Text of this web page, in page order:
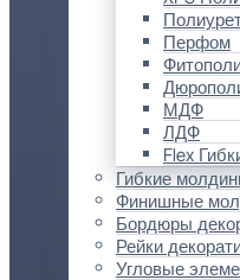
Перфом
МДФ
ЛДФ
Flex
Гибкие
Финишные
Бордюры
Рейки
Угловые